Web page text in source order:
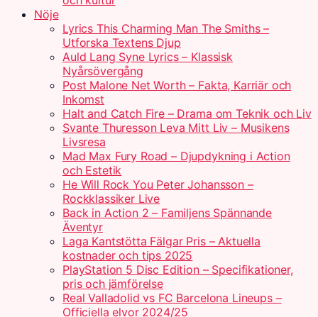
Nöje
Lyrics This Charming Man The Smiths –
Utforska Textens Djup
Auld Lang Syne Lyrics – Klassisk
Nyårsövergång
Post Malone Net Worth – Fakta, Karriär och
Inkomst
Halt and Catch Fire – Drama om Teknik och Liv
Svante Thuresson Leva Mitt Liv – Musikens
Livsresa
Mad Max Fury Road – Djupdykning i Action
och Estetik
He Will Rock You Peter Johansson –
Rockklassiker Live
Back in Action 2 – Familjens Spännande
Äventyr
Laga Kantstötta Fälgar Pris – Aktuella
kostnader och tips 2025
PlayStation 5 Disc Edition – Specifikationer,
pris och jämförelse
Real Valladolid vs FC Barcelona Lineups –
Officiella elvor 2024/25